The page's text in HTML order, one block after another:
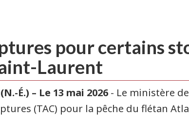
pour certains
Laurent
É.) – Le 13 mai 2026 - Le ministère
(TAC) pour la pêche du flétan